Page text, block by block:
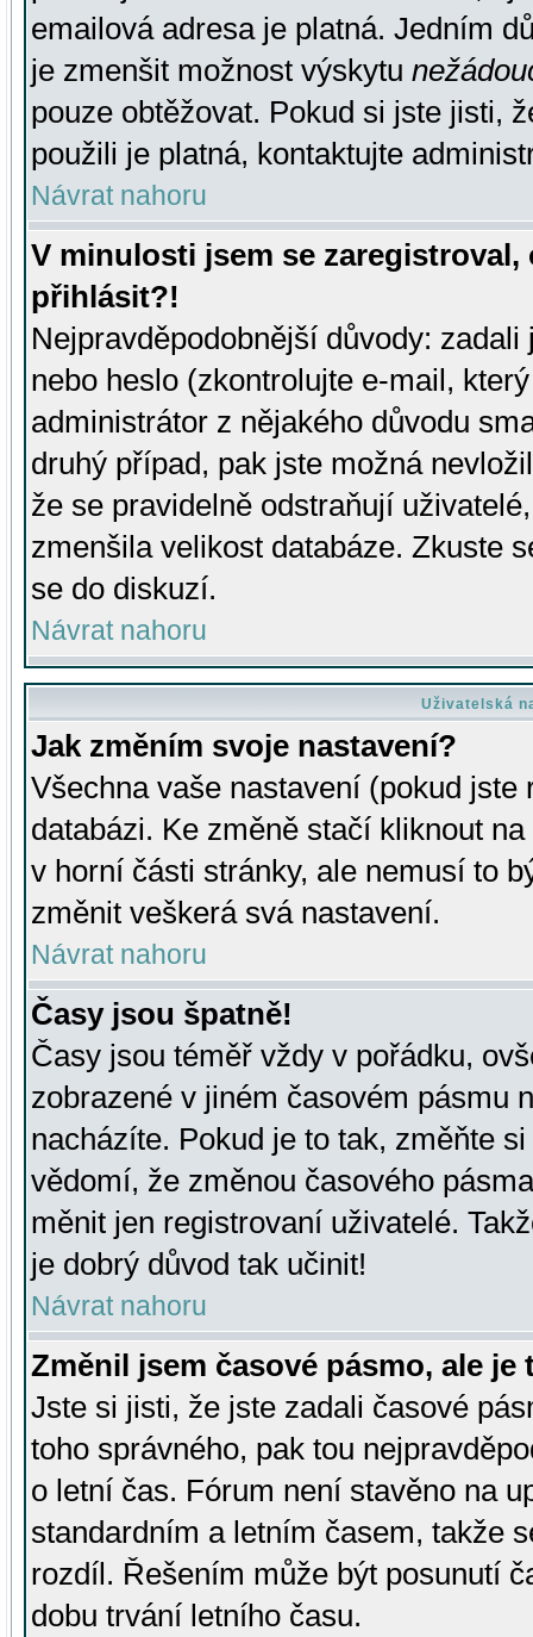
emailová adresa je platná. Jedním
je zmenšit možnost výskytu
pouze obtěžovat. Pokud si jste jisti,
použili je platná, kontaktujte
Návrat nahoru
V minulosti jsem se
přihlásit?!
Nejpravděpodobnější důvody:
nebo heslo (zkontrolujte e-mail,
administrátor z nějakého důvodu
druhý případ, pak jste možná
že se pravidelně odstraňují
zmenšila velikost databáze. Zkuste
se do diskuzí.
Návrat nahoru
Uživatelská
Jak změním svoje nastavení?
Všechna vaše nastavení (pokud
databázi. Ke změně stačí kliknout
v horní části stránky, ale nemusí to
změnit veškerá svá nastavení.
Návrat nahoru
Časy jsou špatně!
Časy jsou téměř vždy v pořádku,
zobrazené v jiném časovém pásmu
nacházíte. Pokud je to tak, změňte
vědomí, že změnou časového
měnit jen registrovaní uživatelé.
je dobrý důvod tak učinit!
Návrat nahoru
Změnil jsem časové pásmo, ale je
Jste si jisti, že jste zadali časové
toho správného, pak tou
o letní čas. Fórum není stavěno na
standardním a letním časem, takže
rozdíl. Řešením může být posunutí
dobu trvání letního času.